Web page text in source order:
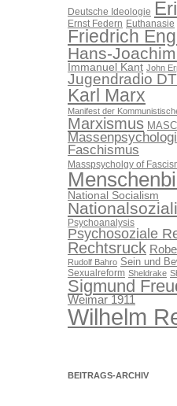
Deutsche Ideologie
Ernst Federn Euthanasie
Friedrich
Hans-
Immanuel Kant John
Jugendradio
Karl Marx
Manifest der
Marxismus
Faschismus
Masspsycholgy of
National Socialism
Psychoanalysis
Psychosoziale
Rechtsruck
Rudolf Bahro Sein und
Sexualreform Sheldrake
Sigmund
Weimar 1911
Wilhelm
BEITRAGS-ARCHIV